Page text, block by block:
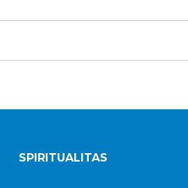
SPIRITUALITAS